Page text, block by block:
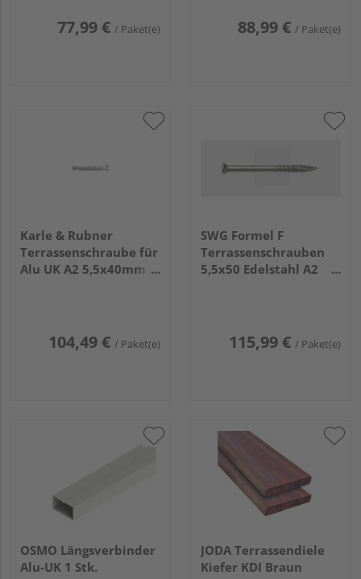
77,99 € / Paket(e) 88,99 € / Paket(e)
Karle & Rubner
Terrassenschraube für
Alu UK A2 5,5x40mm
104,49 € / Paket(e)
SWG Formel F
Terrassenschrauben
5,5x50 Edelstahl A2
115,99 € / Paket(e)
OSMO Längsverbinder
Alu-UK 1 Stk.
JODA Terrassendiele
Kiefer KDI Braun